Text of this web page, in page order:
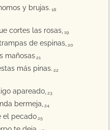
y brujas. 18
cortes las rosas, 19
de espinas, 20
mañosas 21
más pinas. 22
apareado, 23
bermeja, 24
el pecado 25